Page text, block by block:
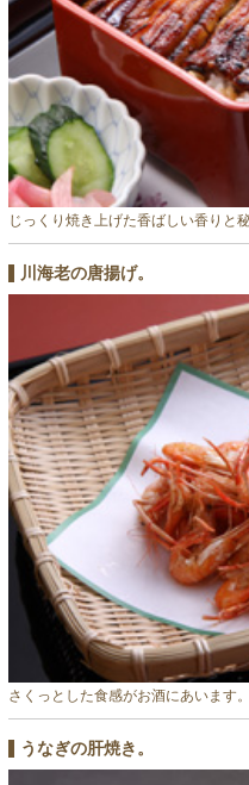
じっくり焼き上げた香ばしい香りと
川海老の唐揚げ。
さくっとした食感がお酒にあいます。
うなぎの肝焼き。